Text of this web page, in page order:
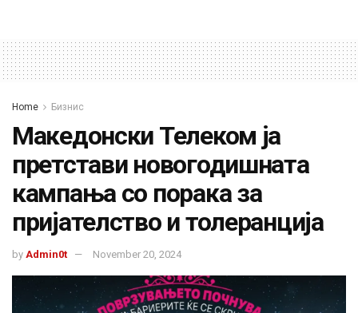
Home Бизнис
Македонски Телеком ја
претстави новогодишната
кампања со порака за
пријателство и толеранција
by Admin0t November 20, 2024